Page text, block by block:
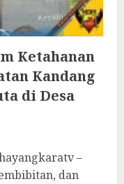
Ketahanan
Kandang
di Desa
–
dan